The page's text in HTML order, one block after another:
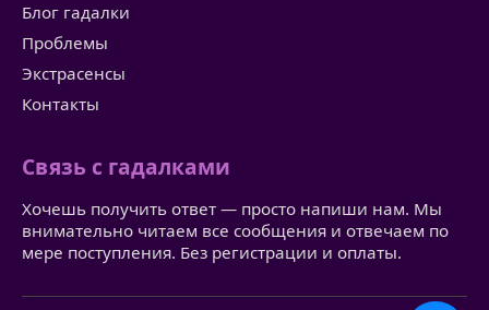
Блог гадалки
Проблемы
Экстрасенсы
Контакты
Связь с гадалками
Хочешь получить ответ — просто напиши нам. Мы
внимательно читаем все сообщения и отвечаем по
мере поступления. Без регистрации и оплаты.